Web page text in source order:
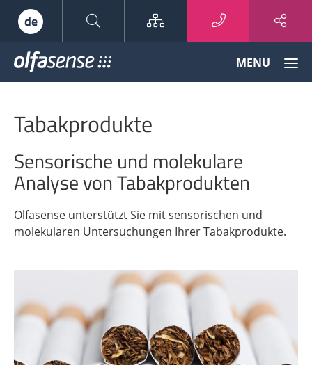
de Sitemap
Data
to
Odour
Knowledge
MENU
Tabakprodukte
Sensorische und molekulare
Analyse von Tabakprodukten
Olfasense unterstützt Sie mit sensorischen und
molekularen Untersuchungen Ihrer Tabakprodukte.